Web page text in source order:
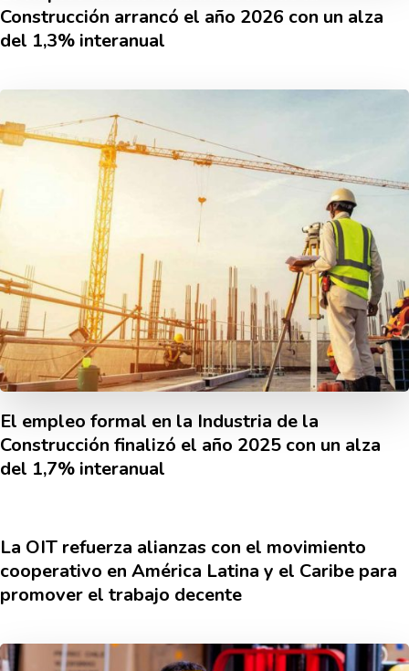
Construcción arrancó el año 2026 con un alza
del 1,3% interanual
El empleo formal en la Industria de la
Construcción finalizó el año 2025 con un alza
del 1,7% interanual
La OIT refuerza alianzas con el movimiento
cooperativo en América Latina y el Caribe para
promover el trabajo decente